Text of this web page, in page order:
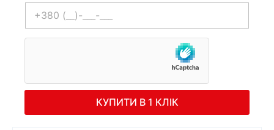
Телефон*
КУПИТИ В 1 КЛІК